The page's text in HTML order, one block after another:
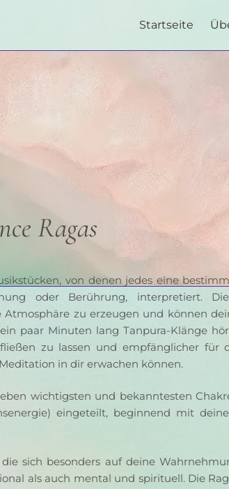
Startseite
Ragas
von denen jedes eine
oder Berührung, interpretiert.
zu erzeugen und können
paar Minuten lang Tanpura-Klänge
zu lassen und empfänglicher für
in dir erwachen können.
wichtigsten und bekanntesten
eingeteilt, beginnend mit
sich besonders auf deine
als auch mental und spirituell. Die